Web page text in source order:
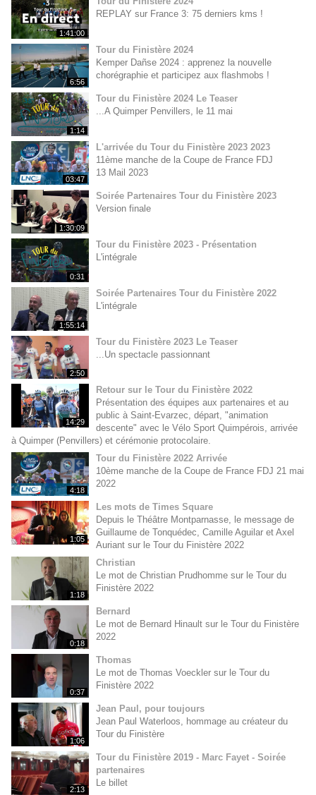
1:41:00
REPLAY sur France 3: 75 derniers kms !
6:56
Tour du Finistère 2024
Kemper Dañse 2024 : apprenez la nouvelle
chorégraphie et participez aux flashmobs !
1:14
Tour du Finistère 2024 Le Teaser
...A Quimper Penvillers, le 11 mai
03:47
L'arrivée du Tour du Finistère 2023 2023
11ème manche de la Coupe de France FDJ
13 Mail 2023
1:30:09
Soirée Partenaires Tour du Finistère 2023
Version finale
0:31
Tour du Finistère 2023 - Présentation
L'intégrale
1:55:14
Soirée Partenaires Tour du Finistère 2022
L'intégrale
2:50
Tour du Finistère 2023 Le Teaser
...Un spectacle passionnant
14:29
Retour sur le Tour du Finistère 2022
Présentation des équipes aux partenaires et au
public à Saint-Evarzec, départ, "animation
descente" avec le Vélo Sport Quimpérois, arrivée
à Quimper (Penvillers) et cérémonie protocolaire.
4:18
Tour du Finistère 2022 Arrivée
10ème manche de la Coupe de France FDJ 21 mai
2022
1:05
Les mots de Times Square
Depuis le Théâtre Montparnasse, le message de
Guillaume de Tonquédec, Camille Aguilar et Axel
Auriant sur le Tour du Finistère 2022
1:18
Christian
Le mot de Christian Prudhomme sur le Tour du
Finistère 2022
0:18
Bernard
Le mot de Bernard Hinault sur le Tour du Finistère
2022
0:37
Thomas
Le mot de Thomas Voeckler sur le Tour du
Finistère 2022
1:06
Jean Paul, pour toujours
Jean Paul Waterloos, hommage au créateur du
Tour du Finistère
2:13
Tour du Finistère 2019 - Marc Fayet - Soirée
partenaires
Le billet